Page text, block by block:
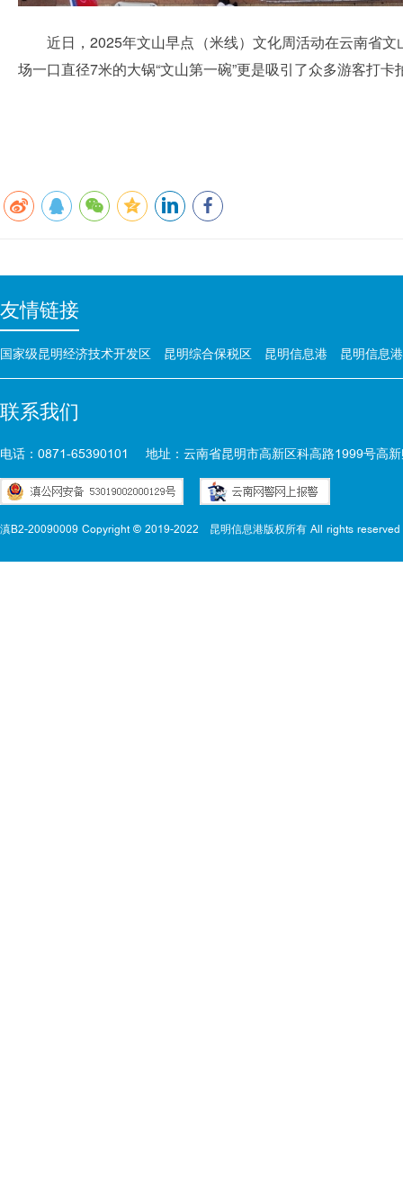
近日，2025年文山早点（米线）文化周活动在云南省
场一口直径7米的大锅“文山第一碗”更是吸引了众多游客打卡
友情链接
国家级昆明经济技术开发区 昆明综合保税区 昆明信息港 昆明信息
联系我们
电话：0871-65390101 地址：云南省昆明市高新区科高路1999号高
滇B2-20090009 Copyright © 2019-2022 昆明信息港版权所有 All rights reserved